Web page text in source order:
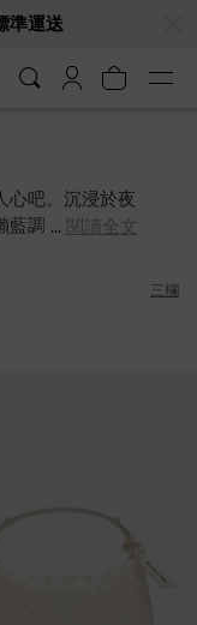
準運送
準運送
心吧。沉浸於夜
藍調，隨著不同
閱讀全文
三欄